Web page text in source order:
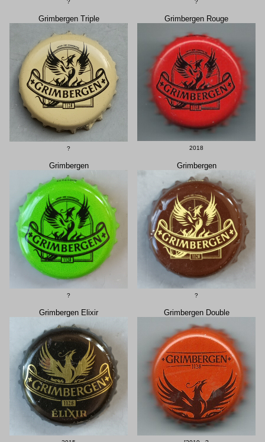
Grimbergen Triple
?
Grimbergen Rouge
2018
Grimbergen
?
Grimbergen
?
Grimbergen Elixir Grimbergen Double